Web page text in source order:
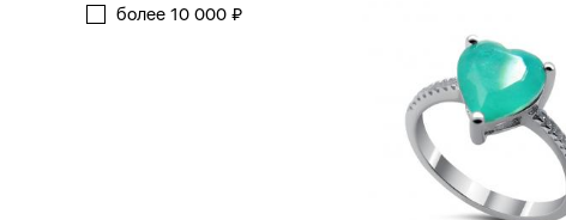
более 10 000 ₽